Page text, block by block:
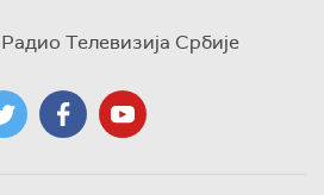
Радио Телевизија Србије